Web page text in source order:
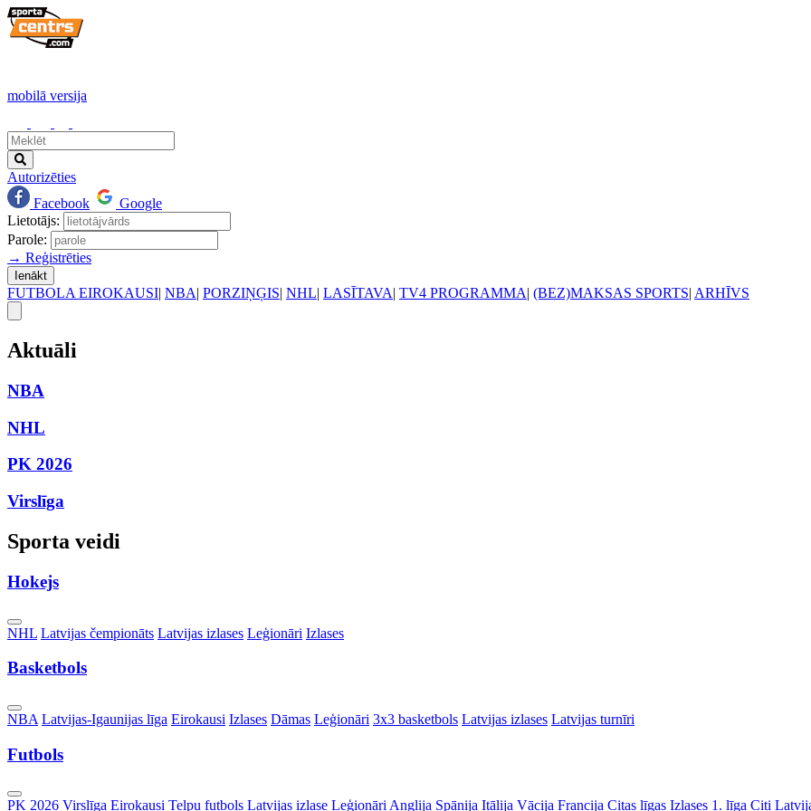
mobilā versija
Autorizēties
Facebook
Google
Lietotājs:
Parole:
→ Reģistrēties
Ienākt
FUTBOLA EIROKAUSI| NBA| PORZIŅĢIS| NHL| LASĪTAVA| TV4 PROGRAMMA| (BEZ)MAKSAS SPORTS| ARHĪVS
Aktuāli
NBA
NHL
PK 2026
Virslīga
Sporta veidi
Hokejs
Toggle
Dropdown
NHL Latvijas čempionāts Latvijas izlases Leģionāri Izlases
Basketbols
Toggle
Dropdown
NBA Latvijas-Igaunijas līga Eirokausi Izlases Dāmas Leģionāri 3x3 basketbols Latvijas izlases Latvijas turnīri
Futbols
Toggle
PK 2026 Virslīga Eirokausi Telpu futbols Latvijas izlase Leģionāri Anglija Spānija Itālija Vācija Francija Citas līgas Izlases 1. līga Citi